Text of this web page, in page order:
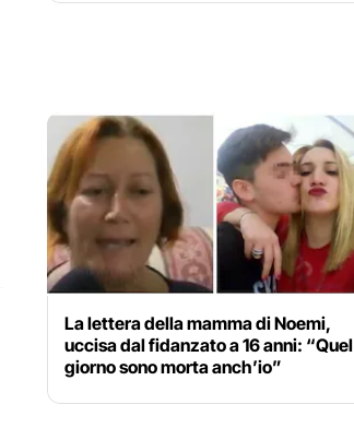
La lettera della mamma di Noemi,
uccisa dal fidanzato a 16 anni: “Quel
giorno sono morta anch’io”